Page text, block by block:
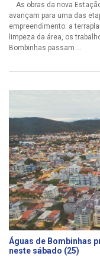
As obras da nova
avançam para uma das
empreendimento: a
limpeza da área, os
Bombinhas passam ...
Águas de Bombinhas
neste sábado (25)